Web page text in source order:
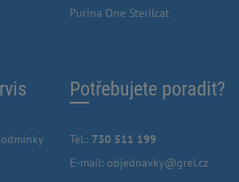
Purina One Sterilcat
Potřebujete poradit?
Tel.: 730 511 199
E-mail: objednavky@grel.cz